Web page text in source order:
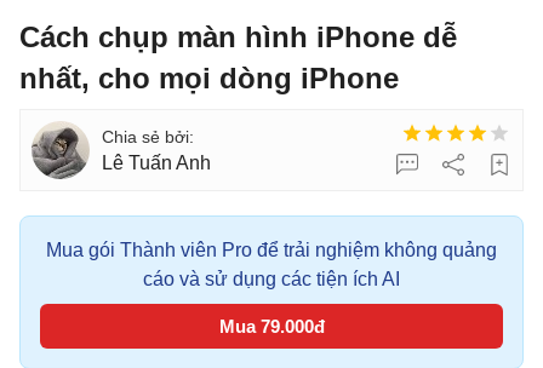
Cách chụp màn hình iPhone dễ
nhất, cho mọi dòng iPhone
Lê Tuấn Anh
Mua gói Thành viên Pro để trải nghiệm không quảng
cáo và sử dụng các tiện ích AI
Mua 79.000đ